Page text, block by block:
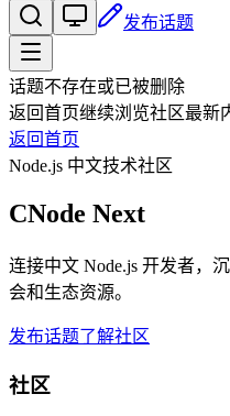
发布话题
话题不存在或已被删除
返回首页继续浏览社区最新
返回首页
Node.js 中文技术社区
CNode Next
连接中文 Node.js 开发者，
会和生态资源。
发布话题了解社区
社区